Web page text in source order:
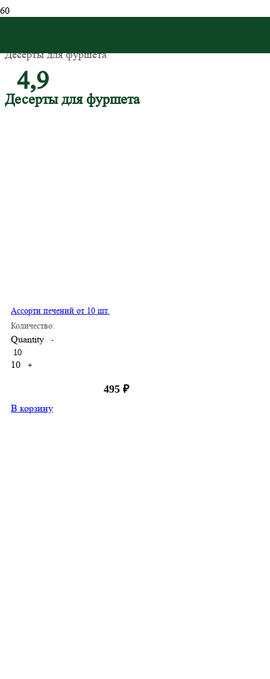
Десерты для фуршета
Десерты для фуршета
Ассорти печений от 10 шт.
Количество:
Quantity -
10 +
495 ₽
В корзину
4,9